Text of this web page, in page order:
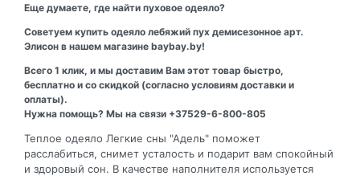
Еще думаете, где найти пуховое одеяло?
Советуем купить одеяло лебяжий пух демисезонное арт.
Элисон в нашем магазине baybay.by!
Всего 1 клик, и мы доставим Вам этот товар быстро,
бесплатно и со скидкой (согласно условиям доставки и
оплаты).
Нужна помощь? Мы на связи +37529-6-800-805
Теплое одеяло Легкие сны "Адель" поможет
расслабиться, снимет усталость и подарит вам спокойный
и здоровый сон. В качестве наполнителя используется